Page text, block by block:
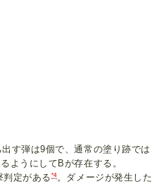
す弾は9個で、通常の塗り跡では
ようにしてBが存在する。
判定がある *4。ダメージが発生した